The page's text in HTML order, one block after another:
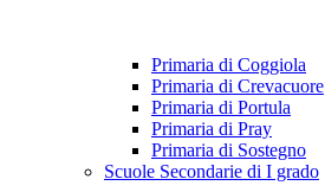
Primaria di Coggiola
Primaria di Crevacuore
Primaria di Portula
Primaria di Pray
Primaria di Sostegno
Scuole Secondarie di I grado